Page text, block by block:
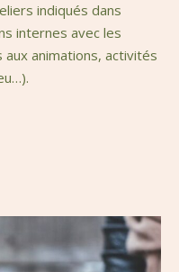
indiqués dans
internes avec les
animations, activités